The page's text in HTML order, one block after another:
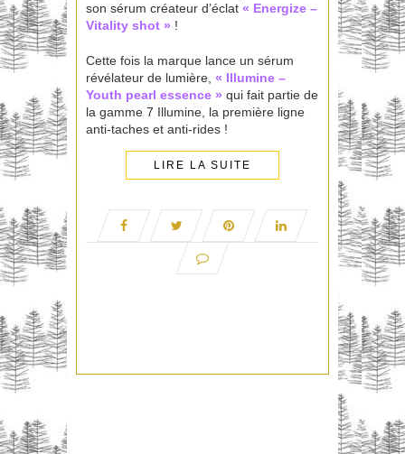
son sérum créateur d’éclat « Energize –
Vitality shot » !
Cette fois la marque lance un sérum
révélateur de lumière, « Illumine –
Youth pearl essence » qui fait partie de
la gamme 7 Illumine, la première ligne
anti-taches et anti-rides !
LIRE LA SUITE